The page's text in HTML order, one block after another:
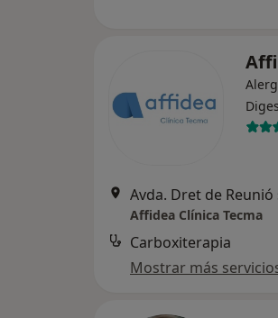
Avda. Dret de Reunió
Affidea Clínica Tecma
Carboxiterapia
Mostrar más